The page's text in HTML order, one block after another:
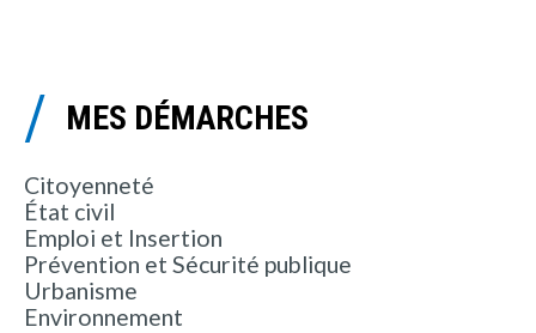
MES DÉMARCHES
Citoyenneté
État civil
Emploi et Insertion
Prévention et Sécurité publique
Urbanisme
Environnement